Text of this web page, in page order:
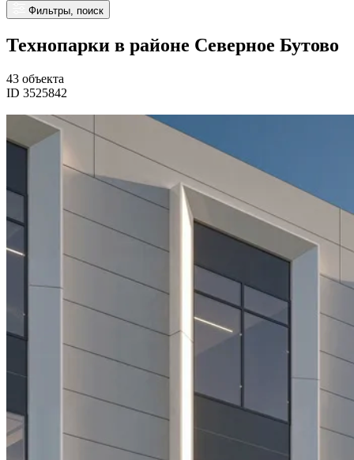
Фильтры, поиск
Технопарки в районе Северное Бутово
43 объекта
ID 3525842